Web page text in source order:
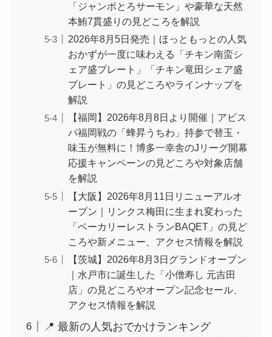
「ジャンボとろサーモン」や豪華な天然
本鮪7貫盛りの見どころを解説
2026年8月5日発売｜ほっともっとの人気
おかずが一度に味わえる「チキン南蛮シ
ェア盛プレート」「チキン竜田シェア盛
プレート」の見どころやラインナップを
解説
【福岡】2026年8月8日より開催｜アビス
パ福岡戦の「蜂昇うちわ」持参で替玉・
味玉が無料に！博多一幸舎のJリーグ開幕
応援キャンペーンの見どころや対象店舗
を解説
【大阪】2026年8月11日リニューアルオ
ープン｜リンクス梅田に生まれ変わった
「ベーカリーレストランBAQET」の見ど
ころや新メニュー、アクセス情報を解説
【茨城】2026年8月3日グランドオープン
｜水戸市に誕生した「小僧寿し 元吉田
店」の見どころやオープン記念セール、
アクセス情報を解説
📍 最新の人気おでかけランキング